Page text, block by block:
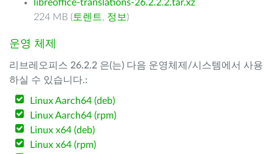
libreoffice-translations-26.2.2.2.tar.xz
224 MB ( 토렌트, 정보 )
운영 체제
리브레오피스 26.2.2 은(는) 다음 운영체제/시스템에서 사용
하실 수 있습니다.:
Linux Aarch64 (deb)
Linux Aarch64 (rpm)
Linux x64 (deb)
Linux x64 (rpm)